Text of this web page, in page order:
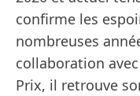
confirme les
nombreuses
collaboration
Prix, il retrouve